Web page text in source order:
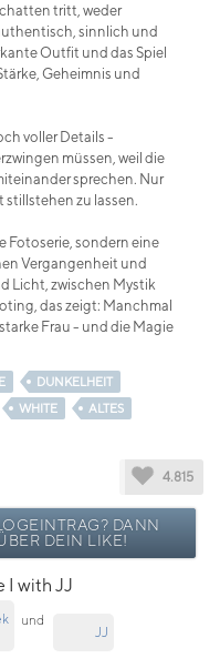
tritt, weder
sinnlich und
Outfit und das Spiel
Geheimnis und
voller Details -
müssen, weil die
sprechen. Nur
stillstehen zu lassen.
Fotoserie, sondern eine
Vergangenheit und
Licht, zwischen Mystik
das zeigt: Manchmal
Frau - und die Magie
DUNKELHEIT
WHITE
ALTES
4.815
DANN
DEIN LIKE!
I with JJ
und
JJ